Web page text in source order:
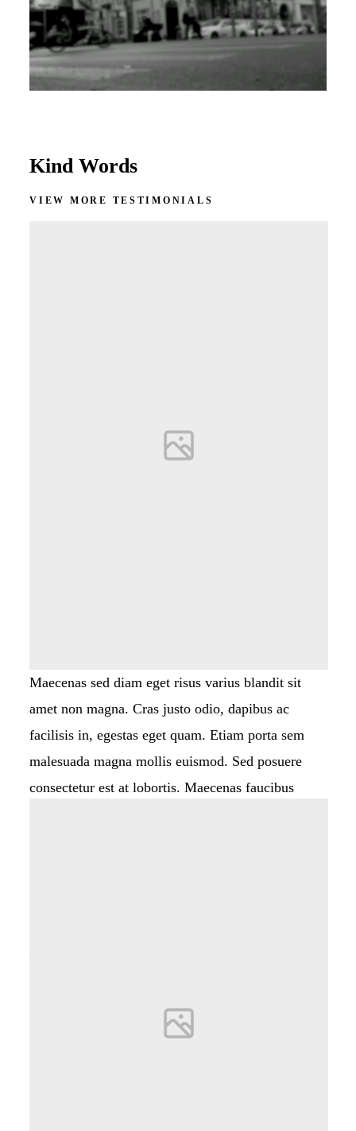
Kind Words
VIEW MORE TESTIMONIALS
Maecenas sed diam eget risus varius blandit sit
amet non magna. Cras justo odio, dapibus ac
facilisis in, egestas eget quam. Etiam porta sem
malesuada magna mollis euismod. Sed posuere
consectetur est at lobortis. Maecenas faucibus